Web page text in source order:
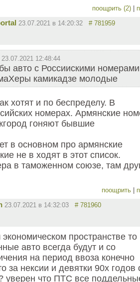
поощрить (2)
23.07.2021 в 14:20:32 # 781959
23.07.2021 12:48:44
авто с Россиискими
камикадзе молодые
хотят и по беспределу. В
номерах. Армянские
гоняют бывшие
в основном про армянские
не в ходят в этот список.
в таможенном союзе, там
поощрить
23.07.2021 в 14:32:03 # 781960
пространстве то
авто всегда будут и со
на период ввоза конечно
за нексии и девятки 90х годов
уверен что ПТС все